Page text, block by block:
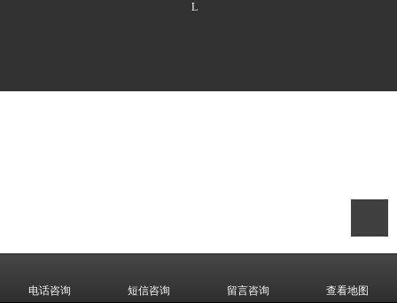
L
电话咨询 短信咨询 留言咨询 查看地图